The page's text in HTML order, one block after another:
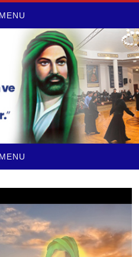
MENU
MENU